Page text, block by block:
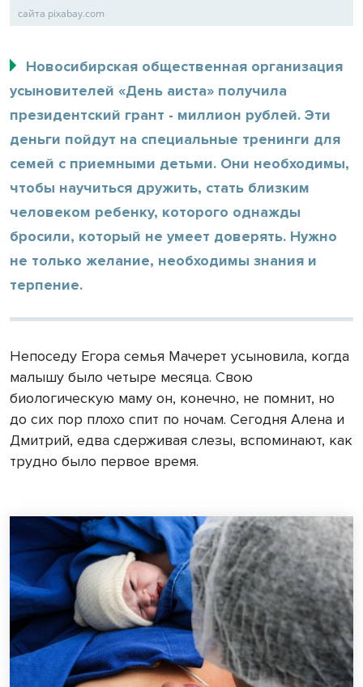
сайта pixabay.com
Новосибирская общественная организация
усыновителей «День аиста» получила
президентский грант - миллион рублей. Эти
деньги пойдут на специальные тренинги для
семей с приемными детьми. Они необходимы,
чтобы научиться дружить, стать близким
человеком ребенку, которого однажды
бросили, который не умеет доверять. Нужно
не только желание, необходимы знания и
терпение.
Непоседу Егора семья Мачерет усыновила, когда
малышу было четыре месяца. Свою
биологическую маму он, конечно, не помнит, но
до сих пор плохо спит по ночам. Сегодня Алена и
Дмитрий, едва сдерживая слезы, вспоминают, как
трудно было первое время.